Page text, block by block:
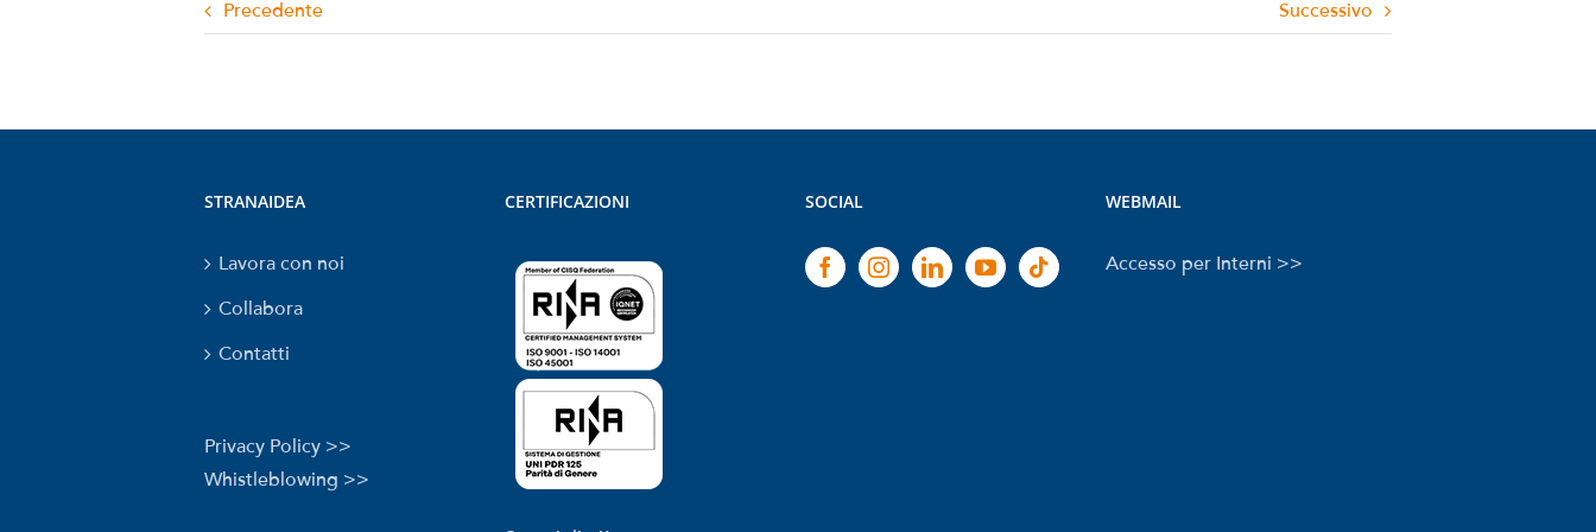
Precedente Successivo
STRANAIDEA
Lavora con noi
Collabora
Contatti
Privacy Policy >>
Whistleblowing >>
CERTIFICAZIONI SOCIAL WEBMAIL
Accesso per Interni >>